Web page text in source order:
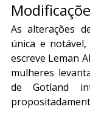
As alterações
única e
escreve Leman
mulheres
de Gotland